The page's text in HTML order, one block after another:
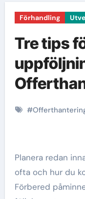
Förhandling
Tre tips
#
Planera redan innan du skriver en offert; när, hur
ofta och hur du
Förbered